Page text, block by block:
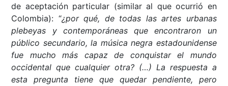
de aceptación particular (similar al que ocurrió en
Colombia): “¿por qué, de todas las artes urbanas
plebeyas y contemporáneas que encontraron un
público secundario, la música negra estadounidense
fue mucho más capaz de conquistar el mundo
occidental que cualquier otra? (…) La respuesta a
esta pregunta tiene que quedar pendiente, pero